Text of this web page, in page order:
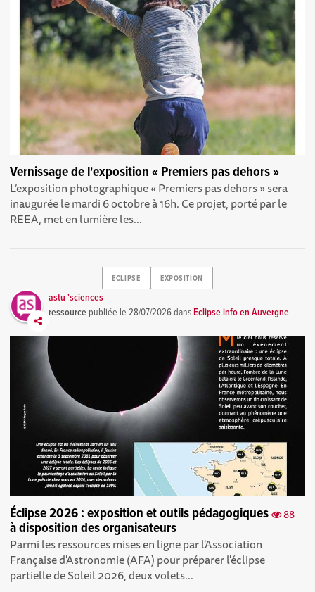
Vernissage de l'exposition « Premiers pas dehors »
L’exposition photographique « Premiers pas dehors » sera
inaugurée le mardi 6 octobre à 16h. Ce projet, porté par le
REEA, met en lumière les...
ECLIPSE EXPOSITION
astu 'sciences
ressource publiée le28/07/2026dansEclipse info en Auvergne
88
Éclipse 2026 : exposition et outils pédagogiques
à disposition des organisateurs
Parmi les ressources mises en ligne par l'Association
Française d'Astronomie (AFA) pour préparer l'éclipse
partielle de Soleil 2026, deux volets...